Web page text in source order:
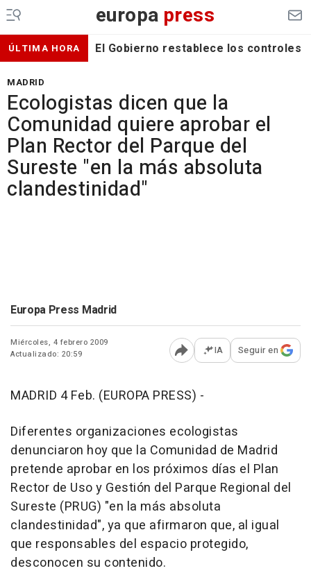
europa press
ÚLTIMA HORA El Gobierno restablece los
MADRID
Ecologistas dicen que la
Comunidad quiere aprobar el
Plan Rector del Parque del
Sureste "en la más absoluta
clandestinidad"
Europa Press Madrid
Miércoles, 4 febrero 2009
Actualizado: 20:59
Abrir opciones para
IA Seguir en
MADRID 4 Feb. (EUROPA PRESS) -
Diferentes organizaciones ecologistas
denunciaron hoy que la Comunidad de Madrid
pretende aprobar en los próximos días el Plan
Rector de Uso y Gestión del Parque Regional del
Sureste (PRUG) "en la más absoluta
clandestinidad", ya que afirmaron que, al igual
que responsables del espacio protegido,
desconocen su contenido.